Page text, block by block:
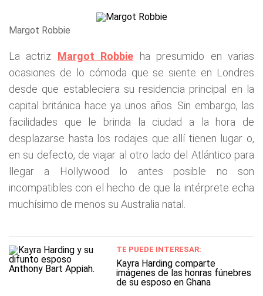
Margot Robbie
La actriz Margot Robbie ha presumido en varias
ocasiones de lo cómoda que se siente en Londres
desde que estableciera su residencia principal en la
capital británica hace ya unos años. Sin embargo, las
facilidades que le brinda la ciudad a la hora de
desplazarse hasta los rodajes que allí tienen lugar o,
en su defecto, de viajar al otro lado del Atlántico para
llegar a Hollywood lo antes posible no son
incompatibles con el hecho de que la intérprete echa
muchísimo de menos su Australia natal.
TE PUEDE INTERESAR:
Kayra Harding comparte
imágenes de las honras fúnebres
de su esposo en Ghana